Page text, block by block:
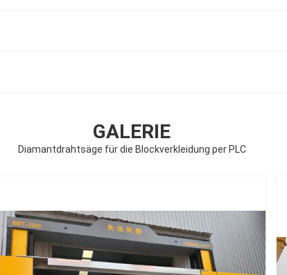
GALERIE
Diamantdrahtsäge für die Blockverkleidung per PLC